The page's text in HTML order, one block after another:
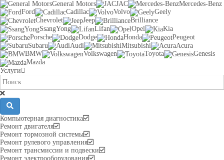
General Motors
JAC
Mercedes-Benz
Ford
Cadillac Volvo
Geely
Chevrolet
Jeep
Brilliance
SsangYong
Lifan Opel
Kia
Porsche
Dodge Honda
Peugeot
Subaru
Audi Mitsubishi
Acura
BMW
Volkswagen Toyota
Genesis
Mazda
Услуги
Компьютерная диагностика
Ремонт двигателя
Ремонт тормозной системы
Ремонт рулевого управления
Ремонт трансмиссии и подвески
Ремонт электрооборудования